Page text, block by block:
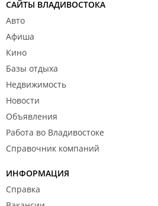
САЙТЫ ВЛАДИВОСТОКА
Авто
Афиша
Кино
Базы отдыха
Недвижимость
Новости
Объявления
Работа во Владивостоке
Справочник компаний
ИНФОРМАЦИЯ
Справка